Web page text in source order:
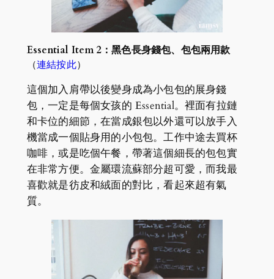
Essential Item 2：黑色長身錢包、包包兩用款
（連結按此）
這個加入肩帶以後變身成為小包包的展身錢
包，一定是每個女孩的 Essential。裡面有拉鏈
和卡位的細節，在當成銀包以外還可以放手入
機當成一個貼身用的小包包。工作中途去買杯
咖啡，或是吃個午餐，帶著這個細長的包包實
在非常方便。金屬環流蘇部分超可愛，而我最
喜歡就是彷皮和絨面的對比，看起來超有氣
質。